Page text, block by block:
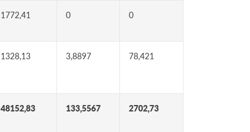
1772,41 0 0
1328,13 3,8897 78,421
48152,83 133,5567 2702,73